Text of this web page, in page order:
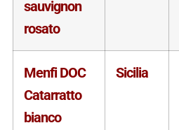
sauvignon
rosato
Menfi DOC
Catarratto
bianco
Sicilia